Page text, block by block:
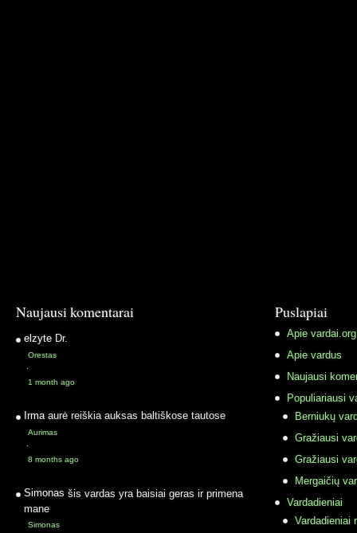
Naujausi komentarai
elzyte Dr.
Orestas
·
1 month ago
Irma aurė reiškia auksas baltiškose tautose
Aurimas
·
8 months ago
Simonas šis vardas yra baisiai geras ir primena
mane
Simonas
Puslapiai
Apie vardai.org
Apie vardus
Naujausi
Populiariausi
Berniukų
Gražiausi
Gražiausi
Mergaičių
Vardadieniai
Vardadieniai